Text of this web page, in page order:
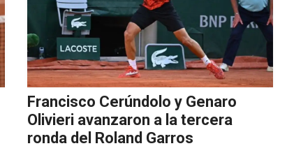
Francisco Cerúndolo y Genaro
Olivieri avanzaron a la tercera
ronda del Roland Garros